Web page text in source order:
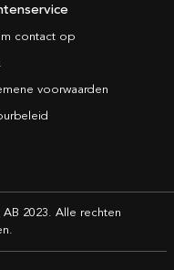
contact op
voorwaarden
2023. Alle rechten